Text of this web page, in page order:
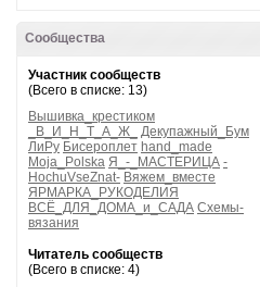
Сообщества
Участник сообществ
(Всего в списке: 13)
Вышивка_крестиком
_В_И_Н_Т_А_Ж_
Декупажный_Бум
ЛиРу Бисероплет hand_made
Moja_Polska Я_-_МАСТЕРИЦА -
HochuVseZnat- Вяжем_вместе
ЯРМАРКА_РУКОДЕЛИЯ
ВСЁ_ДЛЯ_ДОМА_и_САДА Схемы-
вязания
Читатель сообществ
(Всего в списке: 4)